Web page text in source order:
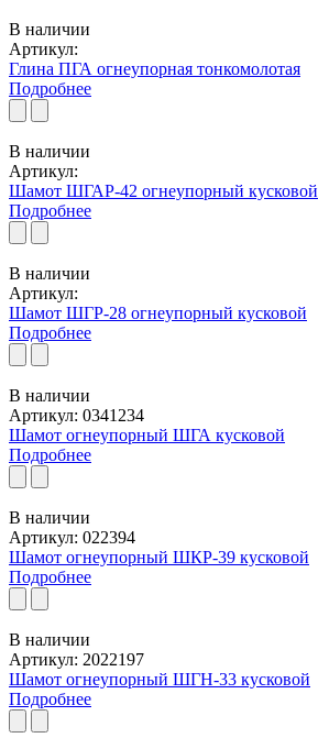
В наличии
Артикул:
Глина ПГА огнеупорная тонкомолотая
Подробнее
В наличии
Артикул:
Шамот ШГАР-42 огнеупорный кусковой
Подробнее
В наличии
Артикул:
Шамот ШГР-28 огнеупорный кусковой
Подробнее
В наличии
Артикул: 0341234
Шамот огнеупорный ШГА кусковой
Подробнее
В наличии
Артикул: 022394
Шамот огнеупорный ШКР-39 кусковой
Подробнее
В наличии
Артикул: 2022197
Шамот огнеупорный ШГН-33 кусковой
Подробнее